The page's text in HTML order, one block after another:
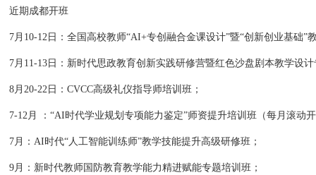
近期成都开班
7月10-12日：全国高校教师“AI+专创融合金课设计”暨“创新创业基础”
7月11-13日：新时代思政教育创新实践研修营暨红色沙盘剧本教学设
8月20-22日：CVCC高级礼仪指导师培训班；
7-12月 ：“AI时代学业规划专项能力鉴定”师资提升培训班（每月滚动
7月：AI时代“人工智能训练师”教学技能提升高级研修班；
9月：新时代教师国防教育教学能力精进赋能专题培训班；